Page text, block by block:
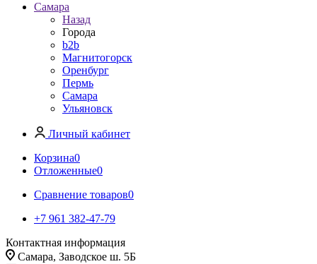
Самара
Назад
Города
b2b
Магнитогорск
Оренбург
Пермь
Самара
Ульяновск
Личный кабинет
Корзина0
Отложенные0
Сравнение товаров0
+7 961 382-47-79
Контактная информация
Самара, Заводское ш. 5Б